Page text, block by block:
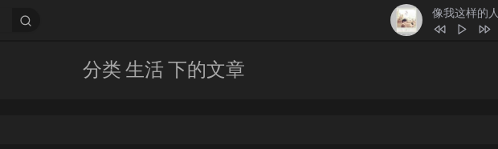
像我这样的人
分类 生活 下的文章